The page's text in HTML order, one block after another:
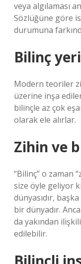
veya algılaması
Sözlüğüne göre
durumuna
Bilinç
Modern teoriler
üzerine inşa
bilinçle az çok
olarak ele alırlar.
Zihin ve
“Bilinç” o zaman
size öyle geliyor
dünyasıdır,
bir dünyadır.
da yakından
edilebilir.